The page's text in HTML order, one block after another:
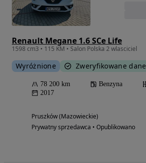
Renault Megane 1.6 SCe Life
1598 cm3 • 115 KM • Salon Polska 2 wlasciciel
Wyróżnione Zweryfikowane dane
78 200 km Benzyna
2017
Pruszków (Mazowieckie)
Prywatny sprzedawca • Opublikowano